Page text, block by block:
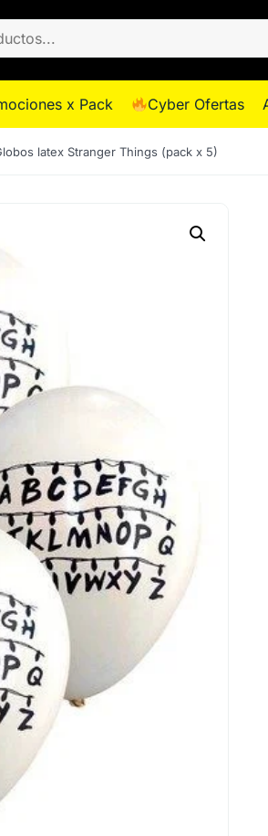
x Pack Cyber Ofertas
latex Stranger Things (pack x 5)